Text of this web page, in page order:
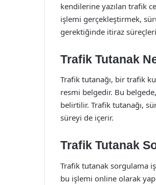
kendilerine yazılan trafik
işlemi gerçekleştirmek,
gerektiğinde itiraz
Trafik Tutanak
Trafik tutanağı, bir trafik
resmi belgedir. Bu
belirtilir. Trafik tutanağı,
süreyi de içerir.
Trafik Tutanak
Trafik tutanak sorgulama
bu işlemi online olarak